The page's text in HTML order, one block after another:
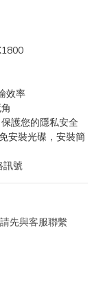
效率
護您的隱私安全
安裝光碟，安裝簡
訊號
先與客服聯繫